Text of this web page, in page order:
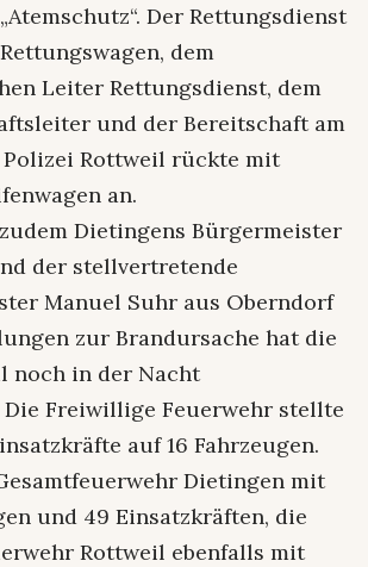
Der Rettungsdienst
dem
Leiter Rettungsdienst, dem
und der Bereitschaft am
Rottweil rückte mit
an.
Dietingens Bürgermeister
der stellvertretende
Manuel Suhr aus Oberndorf
zur Brandursache hat die
noch in der Nacht
Die Freiwillige Feuerwehr stellte
auf 16 Fahrzeugen.
Dietingen mit
und 49 Einsatzkräften, die
Rottweil ebenfalls mit